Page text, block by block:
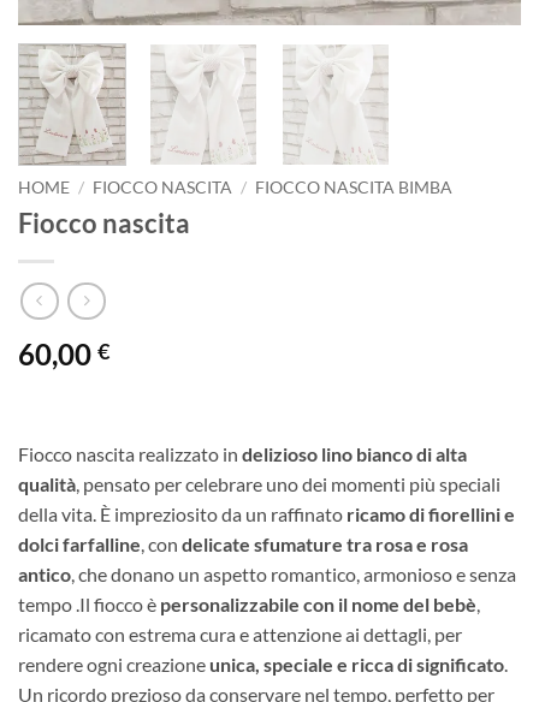
HOME / FIOCCO NASCITA / FIOCCO NASCITA BIMBA
Fiocco nascita
60,00 €
Fiocco nascita realizzato in delizioso lino bianco di alta
qualità , pensato per celebrare uno dei momenti più speciali
della vita. È impreziosito da un raffinato ricamo di fiorellini e
dolci farfalline , con delicate sfumature tra rosa e rosa
antico , che donano un aspetto romantico, armonioso e senza
tempo .Il fiocco è personalizzabile con il nome del bebè
ricamato con estrema cura e attenzione ai dettagli, per
rendere ogni creazione unica, speciale e ricca di significato
Un ricordo prezioso da conservare nel tempo, perfetto per